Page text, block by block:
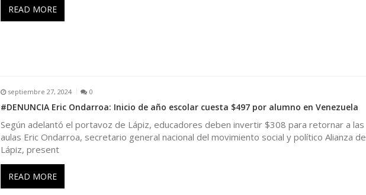
READ MORE
septiembre 27, 2024 0
#DENUNCIA Eric Ondarroa: Inicio de año escolar cuesta $497 por alumno en Venezuela
Según adelantó el portavoz de Lápiz, educadores deben invertir $308 para retornar a las
aulas Eric Ondarroa, secretario general nacional del movimiento social y político Alianza
Lápiz, present
READ MORE